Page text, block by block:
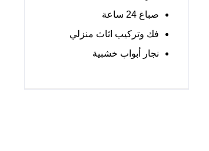
صباغ 24 ساعة
فك وتركيب اثاث منزلي
نجار أبواب خشبية